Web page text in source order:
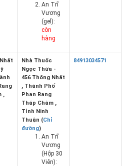
An Trĩ
Vương
(gel):
còn
hàng
,
Nhà Thuốc
Ngọc Thừa -
456 Thống Nhất
, Thành Phố
Phan Rang
Tháp Chàm ,
Tỉnh Ninh
Thuận (Chỉ
đường)
An Trĩ
Vương
(Hộp 30
Viên):
84913034571